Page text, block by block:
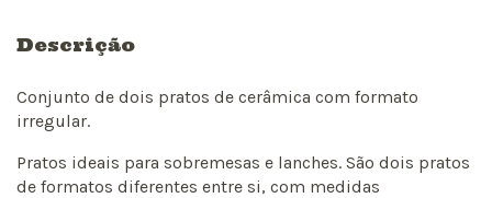
Descrição
Conjunto de dois pratos de cerâmica com formato
irregular.
Pratos ideais para sobremesas e lanches. São dois pratos
de formatos diferentes entre si, com medidas